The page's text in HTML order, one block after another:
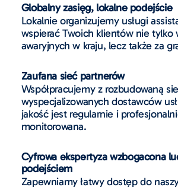
Globalny zasięg, lokalne podejście
Lokalnie organizujemy usługi
wspierać Twoich klientów nie tylko
awaryjnych w kraju, lecz także za
Zaufana sieć partnerów
Współpracujemy z rozbudowaną
wyspecjalizowanych dostawców
jakość jest regularnie i
monitorowana.
Cyfrowa ekspertyza wzbogacona
podejściem
Zapewniamy łatwy dostęp do